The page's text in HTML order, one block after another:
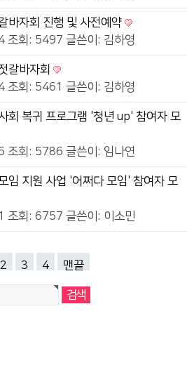
바자회 진행 및 사전예약
조회: 5497 글쓴이: 김하영
갈바자회
조회: 5461 글쓴이: 김하영
회 복귀 프로그램 '청년 up' 참여자 모
조회: 5786 글쓴이: 임나연
임 지원 사업 '어쩌다 모임' 참여자 모
조회: 6757 글쓴이: 이소민
2 3 4 맨끝